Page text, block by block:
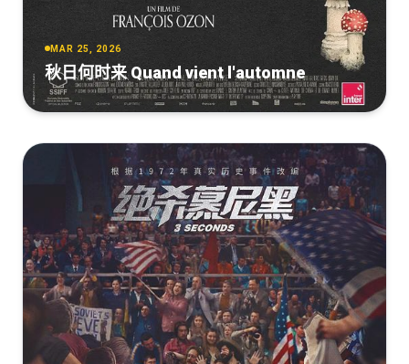
MAR 25, 2026
秋日何时来 Quand vient l'automne